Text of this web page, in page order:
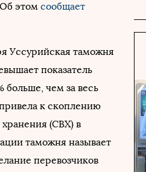
этом сообщает
Уссурийская таможня
показатель
больше, чем за весь
к скоплению
хранения (СВХ) в
таможня называет
перевозчиков